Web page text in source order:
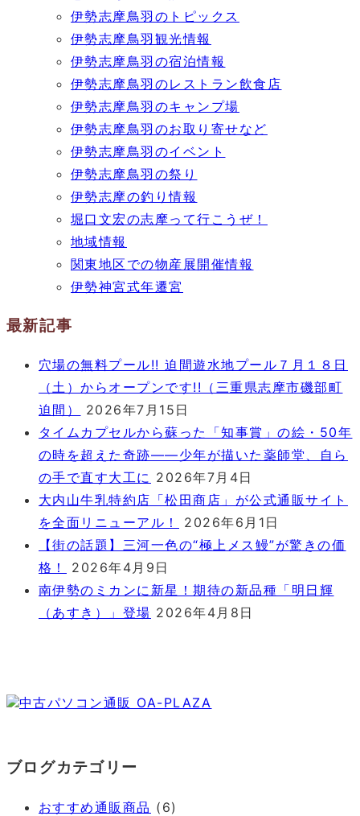
伊勢志摩鳥羽のトピックス
伊勢志摩鳥羽観光情報
伊勢志摩鳥羽の宿泊情報
伊勢志摩鳥羽のレストラン飲食店
伊勢志摩鳥羽のキャンプ場
伊勢志摩鳥羽のお取り寄せなど
伊勢志摩鳥羽のイベント
伊勢志摩鳥羽の祭り
伊勢志摩の釣り情報
堀口文宏の志摩って行こうぜ！
地域情報
関東地区での物産展開催情報
伊勢神宮式年遷宮
最新記事
穴場の無料プール!! 迫間遊水地プール７月１８日
（土）からオープンです!!（三重県志摩市磯部町
迫間）
2026年7月15日
タイムカプセルから蘇った「知事賞」の絵・50年
の時を超えた奇跡――少年が描いた薬師堂、自ら
の手で直す大工に 2026年7月4日
大内山牛乳特約店「松田商店」が公式通販サイト
を全面リニューアル！
2026年6月1日
【街の話題】三河一色の“極上メス鰻”が驚きの価
格！
2026年4月9日
南伊勢のミカンに新星！期待の新品種「明日輝
（あすき）」登場 2026年4月8日
中古パソコン通販 OA-PLAZA
ブログカテゴリー
おすすめ通販商品 (6)